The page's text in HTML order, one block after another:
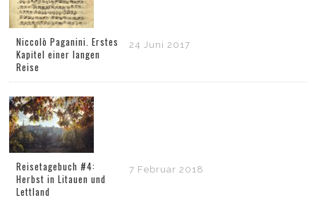
Niccolò Paganini. Erstes
Kapitel einer langen
Reise
24 Juni 2017
Reisetagebuch #4:
Herbst in Litauen und
Lettland
7 Februar 2018